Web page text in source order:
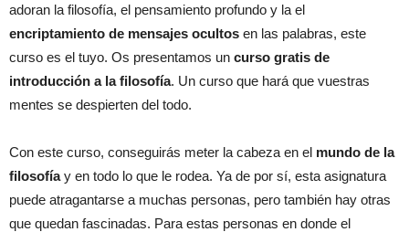
adoran la filosofía, el pensamiento profundo y la el
encriptamiento de mensajes ocultos en las palabras, este
curso es el tuyo. Os presentamos un curso gratis de
introducción a la filosofía. Un curso que hará que vuestras
mentes se despierten del todo.
Con este curso, conseguirás meter la cabeza en el mundo de la
filosofíay en todo lo que le rodea. Ya de por sí, esta asignatura
puede atragantarse a muchas personas, pero también hay otras
que quedan fascinadas. Para estas personas en donde el